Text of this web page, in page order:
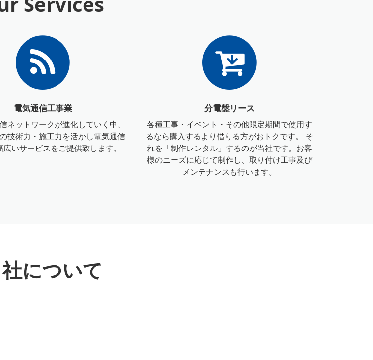
電気通信工事業
ネットワークが進化していく中、
技術力・施工力を活かし電気通信
いサービスをご提供致します。
分電盤リース
各種工事・イベント・その他限定期間で使用す
るなら購入するより借りる方がおトクです。 そ
れを「制作レンタル」するのが当社です。お客
様のニーズに応じて制作し、取り付け工事及び
メンテナンスも行います。
について